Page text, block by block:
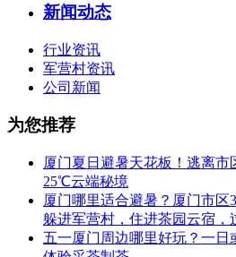
新闻动态
行业资讯
军营村资讯
公司新闻
为您推荐
厦门夏日避暑天花板！逃离
25℃云端秘境
厦门哪里适合避暑？厦门市
躲进军营村，住进茶园云宿，
五一厦门周边哪里好玩？一